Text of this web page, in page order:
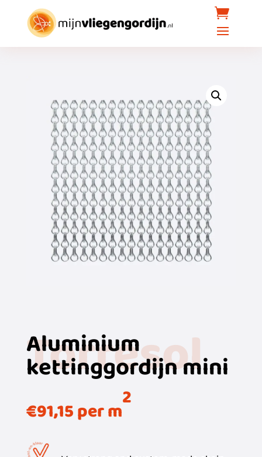
Aluminium
kettinggordijn mini
Torresol
€91,15per m2